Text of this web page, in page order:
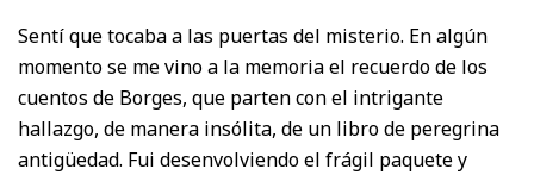
Sentí que tocaba a las puertas del misterio. En algún
momento se me vino a la memoria el recuerdo de los
cuentos de Borges, que parten con el intrigante
hallazgo, de manera insólita, de un libro de peregrina
antigüedad. Fui desenvolviendo el frágil paquete y